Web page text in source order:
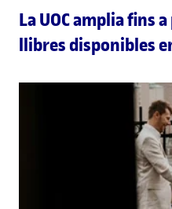
La UOC amplia fins
llibres disponibles